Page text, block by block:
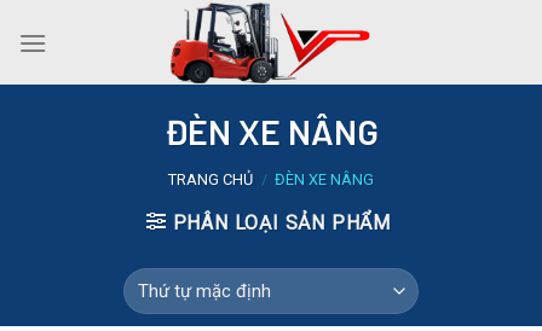
ĐÈN XE NÂNG
TRANG CHỦ / ĐÈN XE NÂNG
PHÂN LOẠI SẢN PHẨM